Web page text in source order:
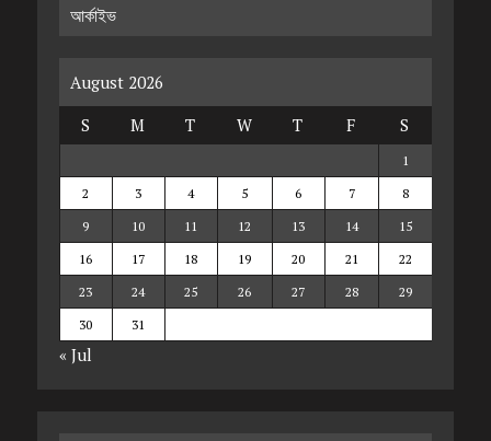
আর্কাইভ
August 2026
S
M T W T F S
1
2
3 4 5 6 7
8
9
10 11 12 13 14
15
16
17 18 19 20 21
22
23
24 25 26 27 28
29
30
31
« Jul